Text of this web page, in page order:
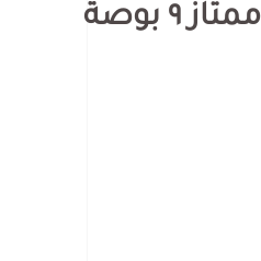
يد شاسيه أزرق ممتاز ٩ بوصة